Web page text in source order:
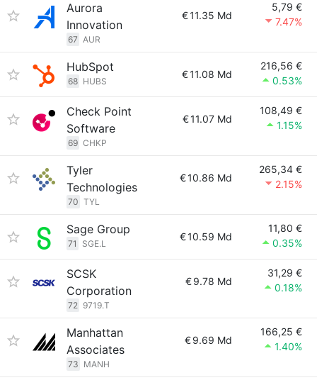
Aurora
Innovation
67 AUR
€11.35 Md
5,79 €
7.47%
HubSpot
68 HUBS
€11.08 Md
216,56 €
0.53%
Check Point
Software
69 CHKP
€11.07 Md
108,49 €
1.15%
Tyler
Technologies
70 TYL
€10.86 Md
265,34 €
2.15%
Sage Group
71 SGE.L
€10.59 Md
11,80 €
0.35%
SCSK
Corporation
72 9719.T
€9.78 Md
31,29 €
0.18%
Manhattan
Associates
73 MANH
€9.69 Md
166,25 €
1.40%